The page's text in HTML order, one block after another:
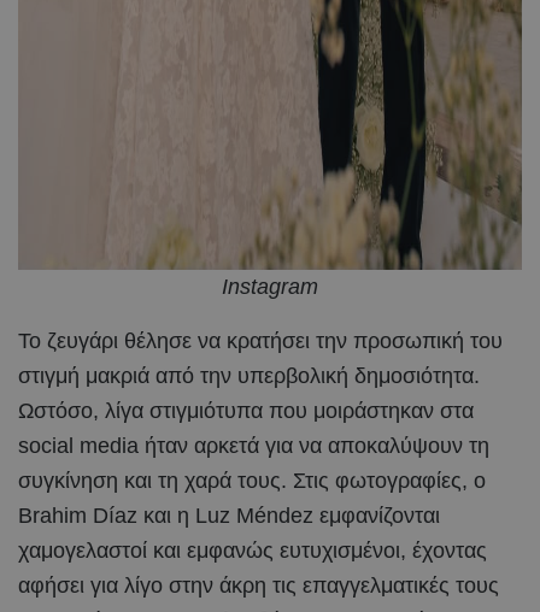
Instagram
Το ζευγάρι θέλησε να κρατήσει την προσωπική του
στιγμή μακριά από την υπερβολική δημοσιότητα.
Ωστόσο, λίγα στιγμιότυπα που μοιράστηκαν στα
social media ήταν αρκετά για να αποκαλύψουν τη
συγκίνηση και τη χαρά τους. Στις φωτογραφίες, ο
Brahim Díaz και η Luz Méndez εμφανίζονται
χαμογελαστοί και εμφανώς ευτυχισμένοι, έχοντας
αφήσει για λίγο στην άκρη τις επαγγελματικές τους